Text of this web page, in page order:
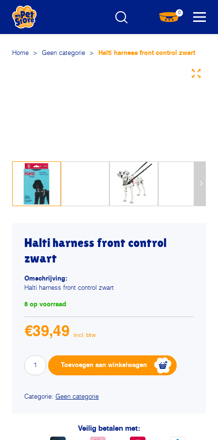
0
Home > Geen categorie > Halti harness front control zwart
Halti harness front control
zwart
Omschrijving:
Halti harness front control zwart
8 op voorraad
€39,49
Halti
harness
control
Toevoegen aan winkelwagen
Categorie: Geen categorie
Veilig betalen met: